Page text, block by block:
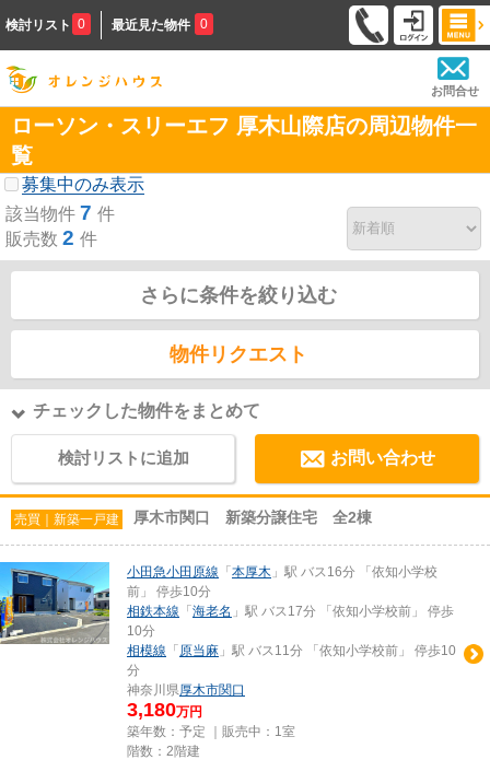
検討リスト 0 最近見た物件 0
お問合せ
ローソン・スリーエフ 厚木山際店の周辺物件一
覧
募集中のみ表示
該当物件 7 件
販売数 2 件
さらに条件を絞り込む
物件リクエスト
チェックした物件をまとめて
検討リストに追加 お問い合わせ
売買｜新築一戸建 厚木市関口 新築分譲住宅 全2棟
小田急小田原線 「 本厚木 」駅 バス16分 「依知小学校
前」 停歩10分
相鉄本線 「 海老名 」駅 バス17分 「依知小学校前」 停歩
10分
相模線 「 原当麻 」駅 バス11分 「依知小学校前」 停歩10
分
神奈川県厚木市関口
3,180万円
築年数：予定 ｜販売中： 1室
階数：2階建